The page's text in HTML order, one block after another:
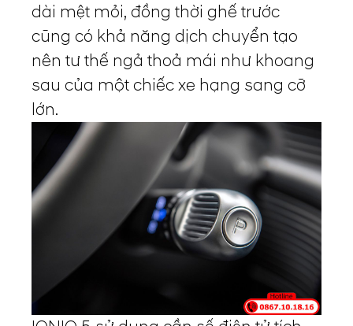
dài mệt mỏi, đồng thời ghế trước
cũng có khả năng dịch chuyển tạo
nên tư thế ngả thoả mái như khoang
sau của một chiếc xe hạng sang cỡ
lớn.